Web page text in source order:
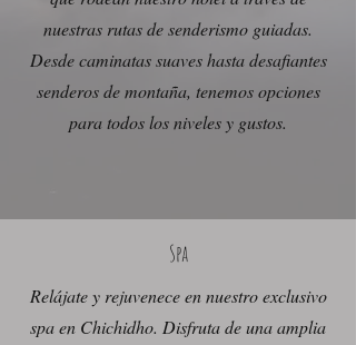
nuestras rutas de senderismo guiadas.
Desde caminatas suaves hasta desafiantes
senderos de montaña, tenemos opciones
para todos los niveles y gustos.
Spa
Relájate y rejuvenece en nuestro exclusivo
spa en Chichidho. Disfruta de una amplia